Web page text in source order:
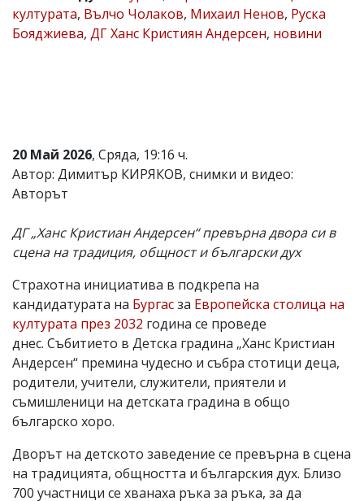
Коментарите
под
не
носи
отговорност
за
откриете
обиден
вас
коментар,
моля
сигнализирайте
ни!
културата, Вълчо Чолаков, Михаил Ненов, Руска
Бояджиева, ДГ Ханс Кристиян Андерсен, новини
20 Май 2026, Сряда, 19:16 ч.
Автор: Димитър КИРЯКОВ, снимки и видео:
Авторът
ДГ „Ханс Кристиан Андерсен“ превърна двора си в
сцена на традиция, общност и български дух
Страхотна инициатива в подкрепа на
кандидатурата на Бургасза Европейска столица на
културата през 2032 година се проведе
днес. Събитието в Детска градина „Ханс Кристиан
Андерсен“ премина чудесно и събра стотици деца,
родители, учители, служители, приятели и
съмишленици на детската градина в общо
българско хоро.
Дворът на детското заведение се превърна в сцена
на традицията, общността и българския дух. Близо
700 участници се хванаха ръка за ръка, за да